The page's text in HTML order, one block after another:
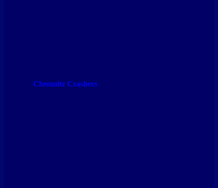
Chemnitz Crashers